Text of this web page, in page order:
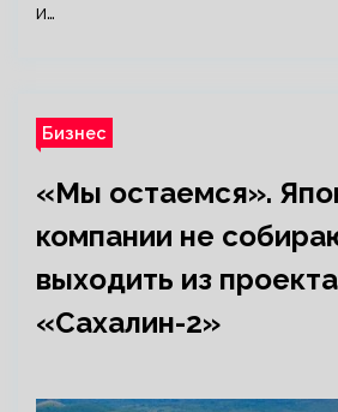
и…
Бизнес
«Мы остаемся».
компании не
выходить из проекта
«Сахалин-2»